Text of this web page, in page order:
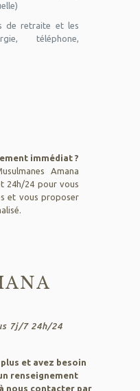
de retraite et les
téléphone,
immédiat ?
Amana
24h/24 pour vous
et vous proposer
7j/7 24h/24
et avez besoin
renseignement
nous contacter par